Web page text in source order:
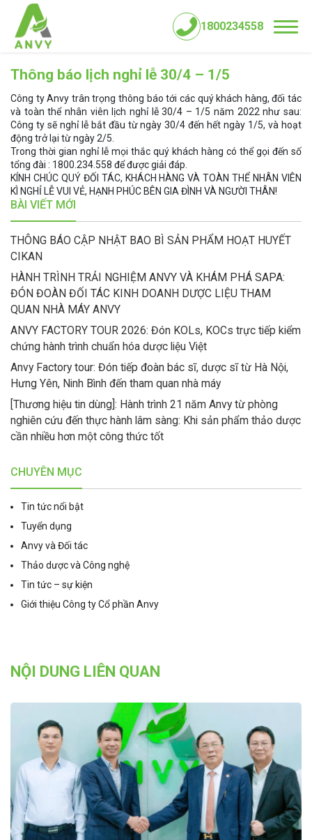
1800234558
Thông báo lịch nghỉ lễ 30/4 – 1/5
Công ty Anvy trân trọng thông báo tới các quý khách hàng, đối tác
và toàn thể nhân viên lịch nghỉ lễ 30/4 – 1/5 năm 2022 như sau:
Công ty sẽ nghỉ lễ bắt đầu từ ngày 30/4 đến hết ngày 1/5, và hoạt
động trở lại từ ngày 2/5.
Trong thời gian nghỉ lễ mọi thắc quý khách hàng có thể gọi đến số
tổng đài : 1800.234.558 để được giải đáp.
KÍNH CHÚC QUÝ ĐỐI TÁC, KHÁCH HÀNG VÀ TOÀN THỂ NHÂN VIÊN
KÌ NGHỈ LỄ VUI VẺ, HẠNH PHÚC BÊN GIA ĐÌNH VÀ NGƯỜI THÂN!
BÀI VIẾT MỚI
THÔNG BÁO CẬP NHẬT BAO BÌ SẢN PHẨM HOẠT HUYẾT
CIKAN
HÀNH TRÌNH TRẢI NGHIỆM ANVY VÀ KHÁM PHÁ SAPA:
ĐÓN ĐOÀN ĐỐI TÁC KINH DOANH DƯỢC LIỆU THAM
QUAN NHÀ MÁY ANVY
ANVY FACTORY TOUR 2026: Đón KOLs, KOCs trực tiếp kiểm
chứng hành trình chuẩn hóa dược liệu Việt
Anvy Factory tour: Đón tiếp đoàn bác sĩ, dược sĩ từ Hà Nội,
Hưng Yên, Ninh Bình đến tham quan nhà máy
[Thương hiệu tin dùng]: Hành trình 21 năm Anvy từ phòng
nghiên cứu đến thực hành lâm sàng: Khi sản phẩm thảo dược
cần nhiều hơn một công thức tốt
CHUYÊN MỤC
Tin tức nổi bật
Tuyển dụng
Anvy và Đối tác
Thảo dược và Công nghệ
Tin tức – sự kiện
Giới thiệu Công ty Cổ phần Anvy
NỘI DUNG LIÊN QUAN